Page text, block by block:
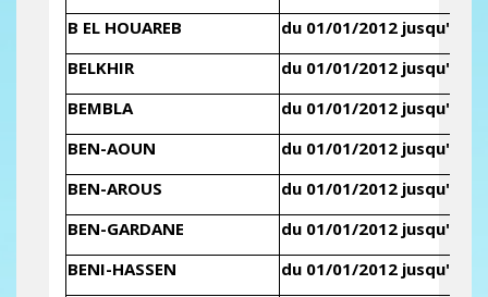
B EL HOUAREB
du 01/01/2012 jusqu'au
BELKHIR
du 01/01/2012 jusqu'au
BEMBLA
du 01/01/2012 jusqu'au
BEN-AOUN
du 01/01/2012 jusqu'au
BEN-AROUS
du 01/01/2012 jusqu'au
BEN-GARDANE
du 01/01/2012 jusqu'au
BENI-HASSEN
du 01/01/2012 jusqu'au